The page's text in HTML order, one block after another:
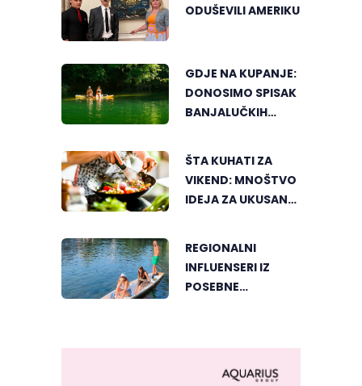
ODUŠEVILI AMERIKU
GDJE NA KUPANJE:
DONOSIMO SPISAK
BANJALUČKIH
OSVJEŽENJE
TEKOM LJETNIH
ŠTA KUHATI ZA
VIKEND: MNOŠTVO
IDEJA ZA UKUSAN
REGIONALNI
INFLUENSERI IZ
POSEBNE
BANJALUKU